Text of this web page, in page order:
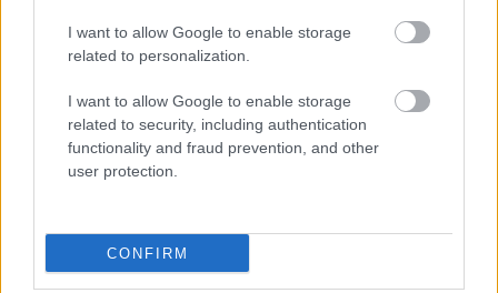
I want to allow Google to enable storage
related to personalization.
I want to allow Google to enable storage
related to security, including authentication
functionality and fraud prevention, and other
user protection.
CONFIRM
tartalmat kéne updatelgetni.
A karc nem kommentfelület, hanem párbeszéd a
tagok között. Ahol nem kell megvárni amíg a szerző
ír az adott témáról, hogy kommenetezni lehessen,
hanem fel lehet vetni, illetve független párbeszéd is
kialakulhat.
Ezt írod:
"Gondoljuk meg: a blog körül kialakult közösség
tagjai úgy jelennének meg egymás számára, mint a